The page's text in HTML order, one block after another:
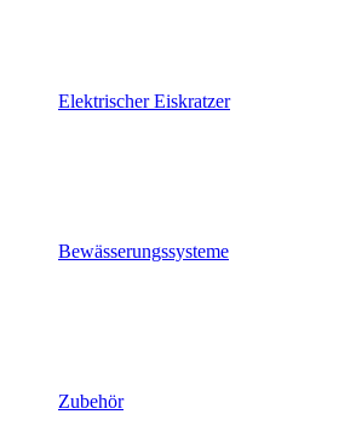
Elektrischer Eiskratzer
Bewässerungssysteme
Zubehör